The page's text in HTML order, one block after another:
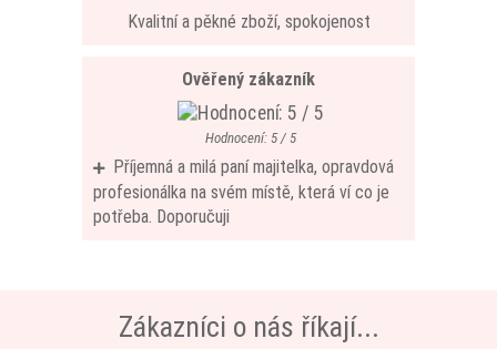
Kvalitní a pěkné zboží, spokojenost
Ověřený zákazník
Hodnocení: 5 / 5
Příjemná a milá paní majitelka, opravdová
profesionálka na svém místě, která ví co je
potřeba. Doporučuji
Zákazníci o nás říkají...